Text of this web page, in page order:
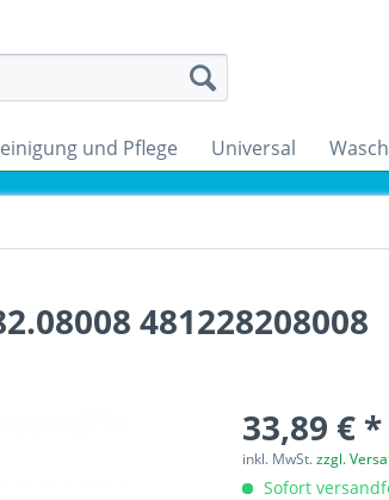
und Pflege Universal
481228208008
33,89 € *
inkl. MwSt.zzgl.
Sofort